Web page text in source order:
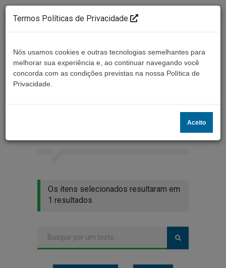
Resultados da busca
Buscar
Os itens selecionados resultaram em
1 resultados
Termos Políticas de Privacidade
Nós usamos cookies e outras tecnologias semelhantes para
melhorar sua experiência e, ao continuar navegando você
concorda com as condições previstas na nossa Política de
Privacidade.
Aceito